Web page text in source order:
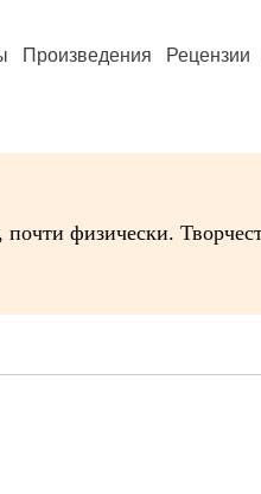
Произведения Рецензии
почти физически.